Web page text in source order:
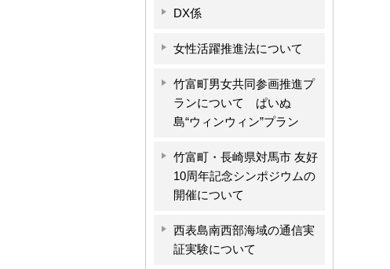
DX係
女性活躍推進法について
竹富町男女共同参画推進プ
ランについて ぱいぬ
島“ウィンウィン”プラン
竹富町・長崎県対馬市 友好
10周年記念シンポジウムの
開催について
西表島南西部海域の通信実
証実験について